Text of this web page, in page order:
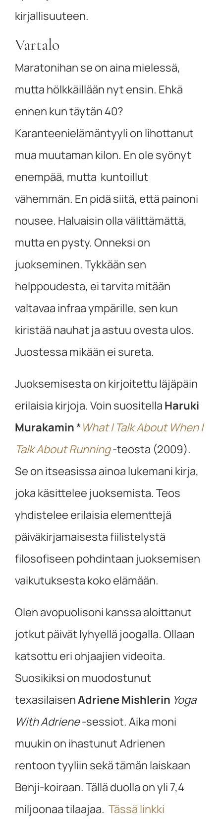
kirjallisuuteen.
Vartalo
Maratonihan se on aina mielessä,
mutta hölkkäillään nyt ensin. Ehkä
ennen kun täytän 40?
Karanteenielämäntyyli on lihottanut
mua muutaman kilon. En ole syönyt
enempää, mutta kuntoillut
vähemmän. En pidä siitä, että painoni
nousee. Haluaisin olla välittämättä,
mutta en pysty. Onneksi on
juokseminen. Tykkään sen
helppoudesta, ei tarvita mitään
valtavaa infraa ympärille, sen kun
kiristää nauhat ja astuu ovesta ulos.
Juostessa mikään ei sureta.
Juoksemisesta on kirjoitettu läjäpäin
erilaisia kirjoja. Voin suositella Haruki
Murakamin* What I Talk About When I
Talk About Running-teosta (2009).
Se on itseasissa ainoa lukemani kirja,
joka käsittelee juoksemista. Teos
yhdistelee erilaisia elementtejä
päiväkirjamaisesta fiilistelystä
filosofiseen pohdintaan juoksemisen
vaikutuksesta koko elämään.
Olen avopuolisoni kanssa aloittanut
jotkut päivät lyhyellä joogalla. Ollaan
katsottu eri ohjaajien videoita.
Suosikiksi on muodostunut
texasilaisenAdriene Mishlerin Yoga
With Adriene-sessiot. Aika moni
muukin on ihastunut Adrienen
rentoon tyyliin sekä tämän laiskaan
Benji-koiraan. Tällä duolla on yli 7,4
miljoonaa tilaajaa. Tässä linkki